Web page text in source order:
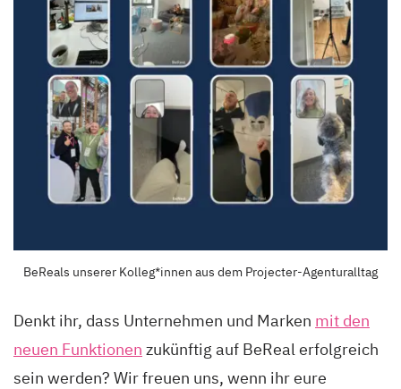
BeReals unserer Kolleg*innen aus dem Projecter-Agenturalltag
Denkt ihr, dass Unternehmen und Marken mit den
neuen Funktionen zukünftig auf BeReal erfolgreich
sein werden? Wir freuen uns, wenn ihr eure